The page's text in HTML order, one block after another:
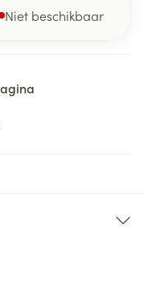
Niet beschikbaar
pagina